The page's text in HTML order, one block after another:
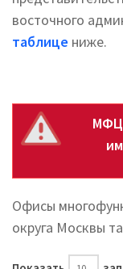
восточного
таблице ниже.
МФЦ
Офисы
округа Москвы